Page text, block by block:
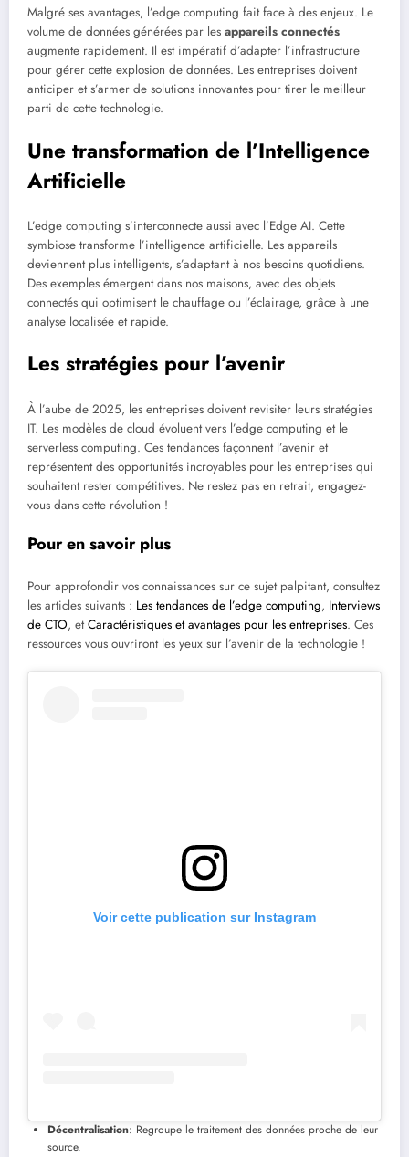
Malgré ses avantages, l’edge computing fait face à des enjeux. Le
volume de données générées par les appareils connectés
augmente rapidement. Il est impératif d’adapter l’infrastructure
pour gérer cette explosion de données. Les entreprises doivent
anticiper et s’armer de solutions innovantes pour tirer le meilleur
parti de cette technologie.
Une transformation de l’Intelligence
Artificielle
L’edge computing s’interconnecte aussi avec l’Edge AI. Cette
symbiose transforme l’intelligence artificielle. Les appareils
deviennent plus intelligents, s’adaptant à nos besoins quotidiens.
Des exemples émergent dans nos maisons, avec des objets
connectés qui optimisent le chauffage ou l’éclairage, grâce à une
analyse localisée et rapide.
Les stratégies pour l’avenir
À l’aube de 2025, les entreprises doivent revisiter leurs stratégies
IT. Les modèles de cloud évoluent vers l’edge computing et le
serverless computing. Ces tendances façonnent l’avenir et
représentent des opportunités incroyables pour les entreprises qui
souhaitent rester compétitives. Ne restez pas en retrait, engagez-
vous dans cette révolution !
Pour en savoir plus
Pour approfondir vos connaissances sur ce sujet palpitant, consultez
les articles suivants : Les tendances de l’edge computing, Interviews
de CTO, etCaractéristiques et avantages pour les entreprises. Ces
ressources vous ouvriront les yeux sur l’avenir de la technologie !
Voir cette publication sur Instagram
Décentralisation: Regroupe le traitement des données proche de leur
source.